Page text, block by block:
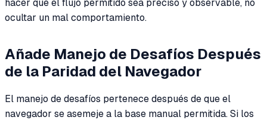
hacer que el flujo permitido sea preciso y observable, no
ocultar un mal comportamiento.
Añade Manejo de Desafíos Después
de la Paridad del Navegador
El manejo de desafíos pertenece después de que el
navegador se asemeje a la base manual permitida. Si los